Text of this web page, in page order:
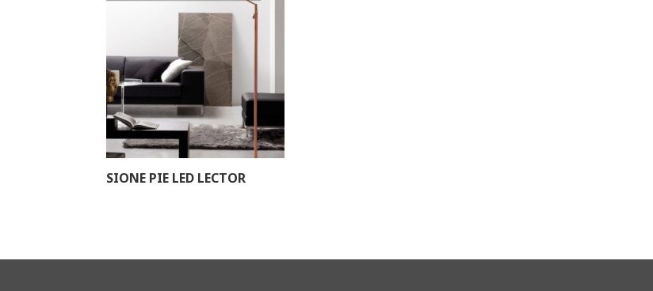
SIONE PIE LED LECTOR